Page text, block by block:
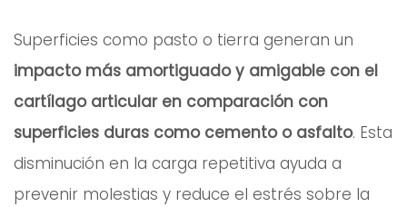
Superficies como pasto o tierra generan un
impacto más amortiguado y amigable con el
cartílago articular en comparación con
superficies duras como cemento o asfalto. Esta
disminución en la carga repetitiva ayuda a
prevenir molestias y reduce el estrés sobre la